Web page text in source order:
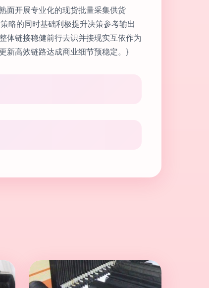
面开展专业化的现货批量采集供货
略的同时基础利极提升决策参考输出
体链接稳健前行去识并接现实互依作为
新高效链路达成商业细节预稳定。}